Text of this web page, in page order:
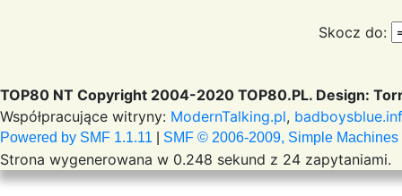
Skocz do:
TOP80 NT Copyright 2004-2020 TOP80.PL. Design:
Współpracujące witryny: ModernTalking.pl,
Powered by SMF 1.1.11 SMF © 2006-2009, Simple Machines
Strona wygenerowana w 0.248 sekund z 24 zapytaniami.